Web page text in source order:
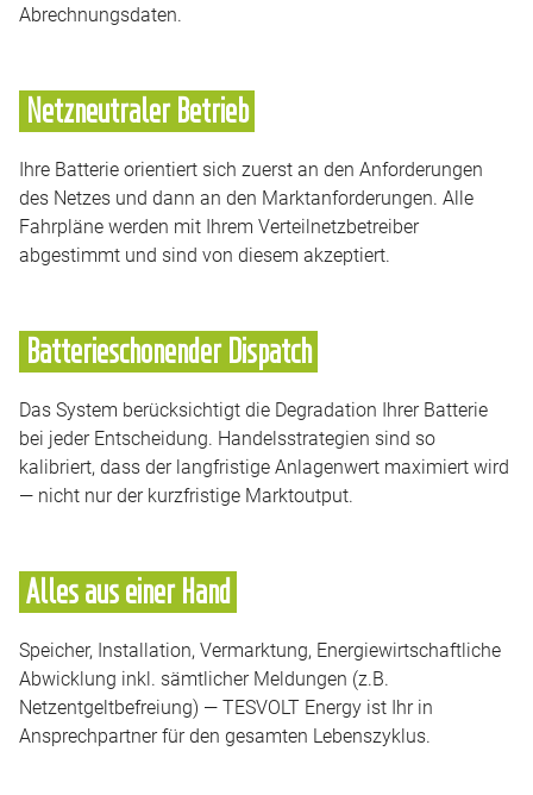
Abrechnungsdaten.
Netzneutraler Betrieb
Ihre Batterie orientiert sich zuerst an den Anforderungen
des Netzes und dann an den Marktanforderungen. Alle
Fahrpläne werden mit Ihrem Verteilnetzbetreiber
abgestimmt und sind von diesem akzeptiert.
Batterieschonender Dispatch
Das System berücksichtigt die Degradation Ihrer Batterie
bei jeder Entscheidung. Handelsstrategien sind so
kalibriert, dass der langfristige Anlagenwert maximiert wird
— nicht nur der kurzfristige Marktoutput.
Alles aus einer Hand
Speicher, Installation, Vermarktung, Energiewirtschaftliche
Abwicklung inkl. sämtlicher Meldungen (z.B.
Netzentgeltbefreiung) — TESVOLT Energy ist Ihr in
Ansprechpartner für den gesamten Lebenszyklus.